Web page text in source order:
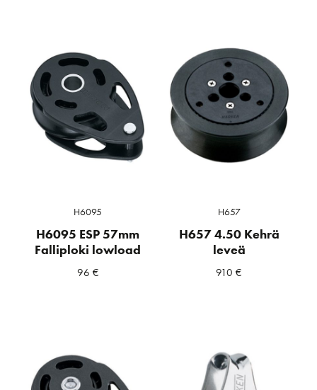
H6095
H6095 ESP 57mm
Falliploki lowload
96 €
H657
H657 4.50 Kehrä
leveä
910€